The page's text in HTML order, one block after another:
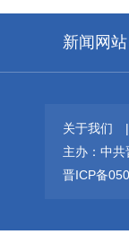
新闻网站
关于我们 |
主办：中
晋ICP备